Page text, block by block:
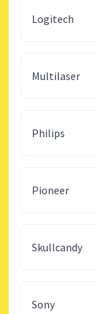
Logitech
Multilaser
Philips
Pioneer
Skullcandy
Sony